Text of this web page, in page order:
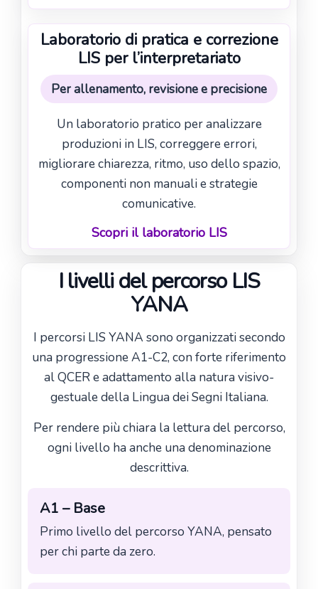
Laboratorio di pratica e correzione
LIS per l’interpretariato
Per allenamento, revisione e precisione
Un laboratorio pratico per analizzare
produzioni in LIS, correggere errori,
migliorare chiarezza, ritmo, uso dello spazio,
componenti non manuali e strategie
comunicative.
Scopri il laboratorio LIS
I livelli del percorso LIS
YANA
I percorsi LIS YANA sono organizzati secondo
una progressione A1-C2, con forte riferimento
al QCER e adattamento alla natura visivo-
gestuale della Lingua dei Segni Italiana.
Per rendere più chiara la lettura del percorso,
ogni livello ha anche una denominazione
descrittiva.
A1 – Base
Primo livello del percorso YANA, pensato
per chi parte da zero.